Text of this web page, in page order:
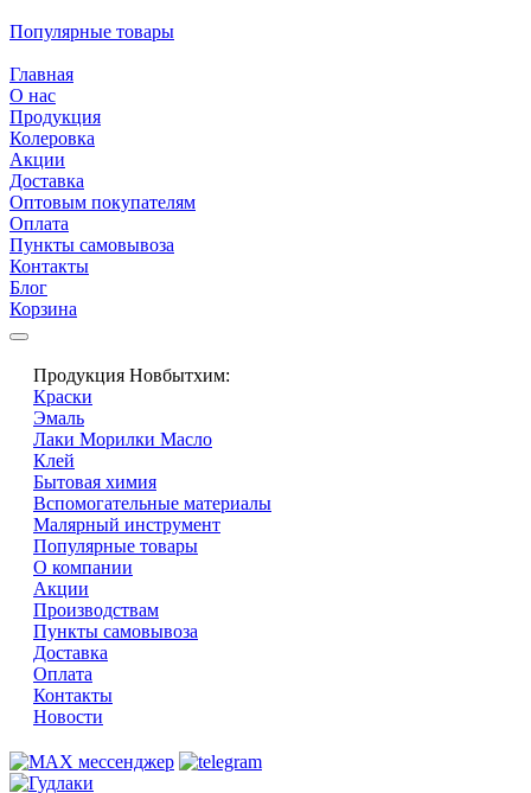
Популярные товары
Главная
О нас
Продукция
Колеровка
Акции
Доставка
Оптовым покупателям
Оплата
Пункты самовывоза
Контакты
Блог
Корзина
Продукция Новбытхим:
Краски
Эмаль
Лаки Морилки Масло
Клей
Бытовая химия
Вспомогательные материалы
Малярный инструмент
Популярные товары
О компании
Акции
Производствам
Пункты самовывоза
Доставка
Оплата
Контакты
Новости